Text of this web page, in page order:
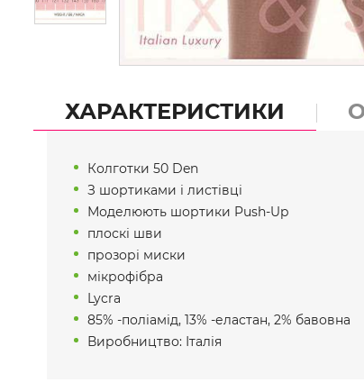
ХАРАКТЕРИСТИКИ
Колготки 50 Den
З шортиками і листівці
Моделюють шортики Push-Up
плоскі шви
прозорі миски
мікрофібра
Lycra
85% -поліамід, 13% -еластан, 2% бавовна
Виробництво: Італія